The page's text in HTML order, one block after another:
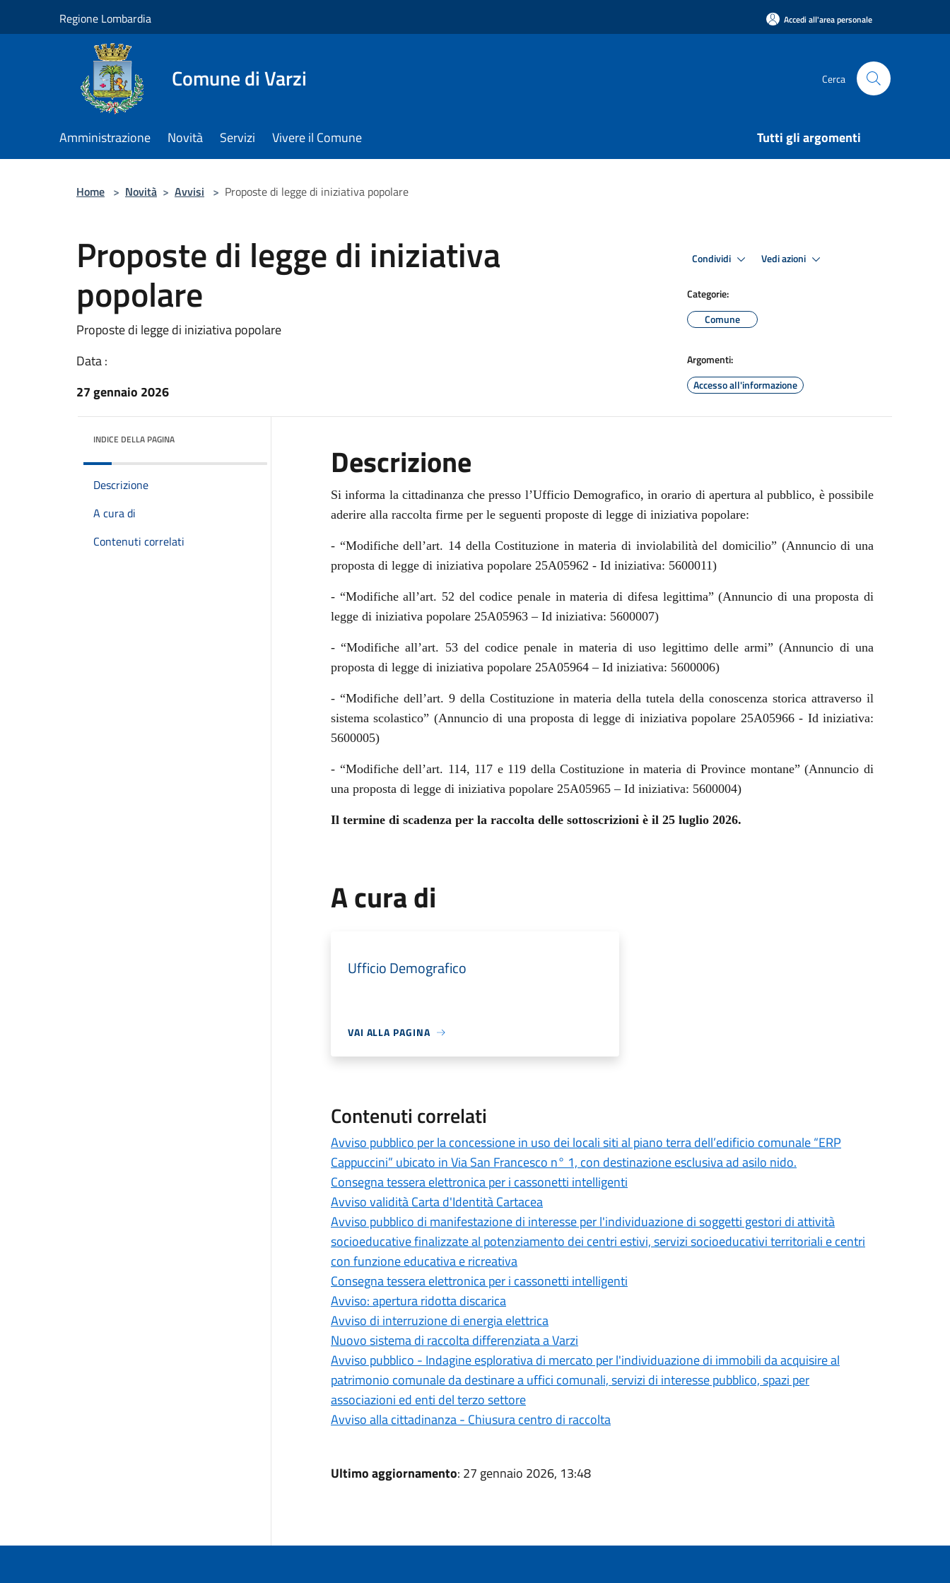
Regione Lombardia Accedi all'area personale
Comune di Varzi Cerca
Amministrazione Novità Servizi Vivere il Comune Tutti gli argomenti
Home > Novità > Avvisi > Proposte di legge di iniziativa popolare
Proposte di legge di iniziativa
popolare
Proposte di legge di iniziativa popolare
Data :
27 gennaio 2026
Condividi Vedi azioni
Categorie:
Comune
Argomenti:
Accesso all'informazione
INDICE DELLA PAGINA
Descrizione
A cura di
Contenuti correlati
Descrizione
Si informa la cittadinanza che presso l’Ufficio Demografico, in orario di apertura al pubblico, è possibile
aderire alla raccolta firme per le seguenti proposte di legge di iniziativa popolare:
- “Modifiche dell’art. 14 della Costituzione in materia di inviolabilità del domicilio” (Annuncio di una
proposta di legge di iniziativa popolare 25A05962 - Id iniziativa: 5600011)
- “Modifiche all’art. 52 del codice penale in materia di difesa legittima” (Annuncio di una proposta di
legge di iniziativa popolare 25A05963 – Id iniziativa: 5600007)
- “Modifiche all’art. 53 del codice penale in materia di uso legittimo delle armi” (Annuncio di una
proposta di legge di iniziativa popolare 25A05964 – Id iniziativa: 5600006)
- “Modifiche dell’art. 9 della Costituzione in materia della tutela della conoscenza storica attraverso il
sistema scolastico” (Annuncio di una proposta di legge di iniziativa popolare 25A05966 - Id iniziativa:
5600005)
- “Modifiche dell’art. 114, 117 e 119 della Costituzione in materia di Province montane” (Annuncio di
una proposta di legge di iniziativa popolare 25A05965 – Id iniziativa: 5600004)
Il termine di scadenza per la raccolta delle sottoscrizioni è il 25 luglio 2026.
A cura di
Ufficio Demografico
VAI ALLA PAGINA
Contenuti correlati
Avviso pubblico per la concessione in uso dei locali siti al piano terra dell’edificio comunale “ERP
Cappuccini” ubicato in Via San Francesco n° 1, con destinazione esclusiva ad asilo nido.
Consegna tessera elettronica per i cassonetti intelligenti
Avviso validità Carta d'Identità Cartacea
Avviso pubblico di manifestazione di interesse per l'individuazione di soggetti gestori di attività
socioeducative finalizzate al potenziamento dei centri estivi, servizi socioeducativi territoriali e centri
con funzione educativa e ricreativa
Consegna tessera elettronica per i cassonetti intelligenti
Avviso: apertura ridotta discarica
Avviso di interruzione di energia elettrica
Nuovo sistema di raccolta differenziata a Varzi
Avviso pubblico - Indagine esplorativa di mercato per l'individuazione di immobili da acquisire al
patrimonio comunale da destinare a uffici comunali, servizi di interesse pubblico, spazi per
associazioni ed enti del terzo settore
Avviso alla cittadinanza - Chiusura centro di raccolta
Ultimo aggiornamento: 27 gennaio 2026, 13:48